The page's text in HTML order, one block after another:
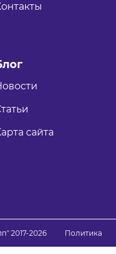
сайта
2017-2026
Политика